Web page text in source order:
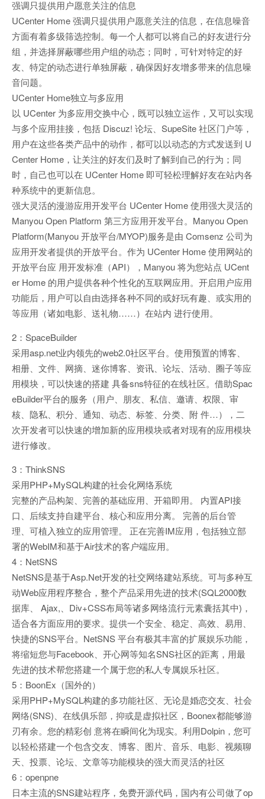
强调只提供用户愿意关注的信息
UCenter Home 强调只提供用户愿意关注的信息，在信息噪音
方面有着多级筛选控制。每一个人都可以将自己的好友进行分
组，并选择屏蔽哪些用户组的动态；同时，可针对特定的好
友、特定的动态进行单独屏蔽，确保因好友增多带来的信息噪
音问题。
UCenter Home独立与多应用
以 UCenter 为多应用交换中心，既可以独立运作，又可以实现
与多个应用挂接，包括 Discuz! 论坛、SupeSite 社区门户等，
用户在这些各类产品中的动作，都可以以动态的方式发送到 U
Center Home，让关注的好友们及时了解到自己的行为；同
时，自己也可以在 UCenter Home 即可轻松理解好友在站内各
种系统中的更新信息。
强大灵活的漫游应用开发平台 UCenter Home 使用强大灵活的
Manyou Open Platform 第三方应用开发平台。Manyou Open
Platform(Manyou 开放平台/MYOP)服务是由 Comsenz 公司为
应用开发者提供的开放平台。作为 UCenter Home 使用网站的
开放平台应 用开发标准（API），Manyou 将为您站点 UCent
er Home 的用户提供各种个性化的互联网应用。开启用户应用
功能后，用户可以自由选择各种不同的或好玩有趣、或实用的
等应用（诸如电影、送礼物……）在站内 进行使用。
2：SpaceBuilder
采用asp.net业内领先的web2.0社区平台。使用预置的博客、
相册、文件、网摘、迷你博客、资讯、论坛、活动、圈子等应
用模块，可以快速的搭建 具备sns特征的在线社区。借助Spac
eBuilder平台的服务（用户、朋友、私信、邀请、权限、审
核、隐私、积分、通知、动态、标签、分类、附 件…），二
次开发者可以快速的增加新的应用模块或者对现有的应用模块
进行修改。
3：ThinkSNS
采用PHP+MySQL构建的社会化网络系统
完整的产品构架、完善的基础应用、开箱即用。 内置API接
口、后续支持自建平台、核心和应用分离。 完善的后台管
理、可植入独立的应用管理。 正在完善IM应用，包括独立部
署的WebIM和基于Air技术的客户端应用。
4：NetSNS
NetSNS是基于Asp.Net开发的社交网络建站系统。可与多种互
动Web应用程序整合，整个产品采用先进的技术(SQL2000数
据库、 Ajax,、Div+CSS布局等诸多网络流行元素囊括其中)，
适合各方面应用的要求。提供一个安全、稳定、高效、易用、
快捷的SNS平台。NetSNS 平台有极其丰富的扩展娱乐功能，
将缩短您与Facebook、开心网等知名SNS社区的距离，用最
先进的技术帮您搭建一个属于您的私人专属娱乐社区。
5：BoonEx（国外的）
采用PHP+MySQL构建的多功能社区、无论是婚恋交友、社会
网络(SNS)、在线俱乐部，抑或是虚拟社区，Boonex都能够游
刃有余。您的精彩创 意将在瞬间化为现实。利用Dolpin，您可
以轻松搭建一个包含交友、博客、图片、音乐、电影、视频聊
天、投票、论坛、文章等功能模块的强大而灵活的社区
6：openpne
日本主流的SNS建站程序，免费开源代码，国内有公司做了op